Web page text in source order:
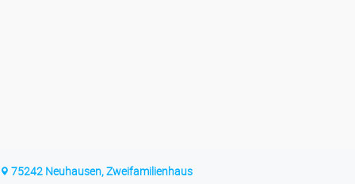
75242 Neuhausen, Zweifamilienhaus